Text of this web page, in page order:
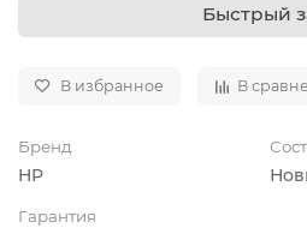
Быстрый
В избранное В
Бренд
HP
Гарантия